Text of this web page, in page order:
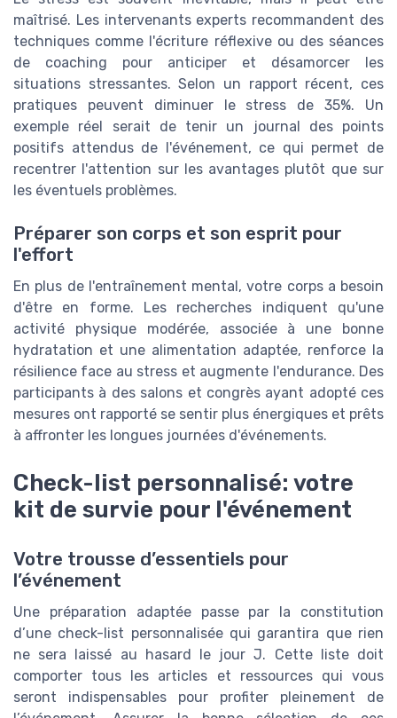
maîtrisé. Les intervenants experts recommandent des
techniques comme l'écriture réflexive ou des séances
de coaching pour anticiper et désamorcer les
situations stressantes. Selon un rapport récent, ces
pratiques peuvent diminuer le stress de 35%. Un
exemple réel serait de tenir un journal des points
positifs attendus de l'événement, ce qui permet de
recentrer l'attention sur les avantages plutôt que sur
les éventuels problèmes.
Préparer son corps et son esprit pour
l'effort
En plus de l'entraînement mental, votre corps a besoin
d'être en forme. Les recherches indiquent qu'une
activité physique modérée, associée à une bonne
hydratation et une alimentation adaptée, renforce la
résilience face au stress et augmente l'endurance. Des
participants à des salons et congrès ayant adopté ces
mesures ont rapporté se sentir plus énergiques et prêts
à affronter les longues journées d'événements.
Check-list personnalisé: votre
kit de survie pour l'événement
Votre trousse d’essentiels pour
l’événement
Une préparation adaptée passe par la constitution
d’une check-list personnalisée qui garantira que rien
ne sera laissé au hasard le jour J. Cette liste doit
comporter tous les articles et ressources qui vous
seront indispensables pour profiter pleinement de